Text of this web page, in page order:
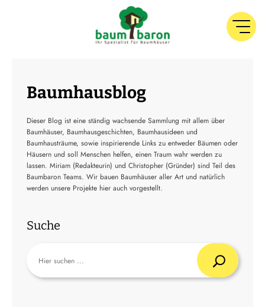
Baumhausblog
Dieser Blog ist eine ständig wachsende Sammlung mit allem über
Baumhäuser, Baumhausgeschichten, Baumhausideen und
Baumhausträume, sowie inspirierende Links zu entweder Bäumen oder
Häusern und soll Menschen helfen, einen Traum wahr werden zu
lassen. Miriam (Redakteurin) und Christopher (Gründer) sind Teil des
Baumbaron Teams. Wir bauen Baumhäuser aller Art und natürlich
werden unsere Projekte hier auch vorgestellt.
Suche